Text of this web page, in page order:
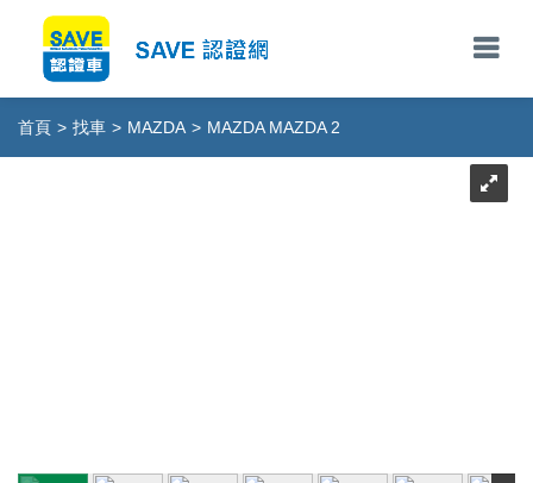
首頁 > 找車 > MAZDA > MAZDA MAZDA 2